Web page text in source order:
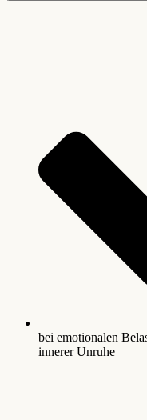
bei emotionalen
innerer Unruhe